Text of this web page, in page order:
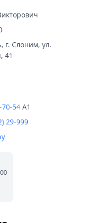
г. Слоним, ул.
41
70-54 A1
29-999